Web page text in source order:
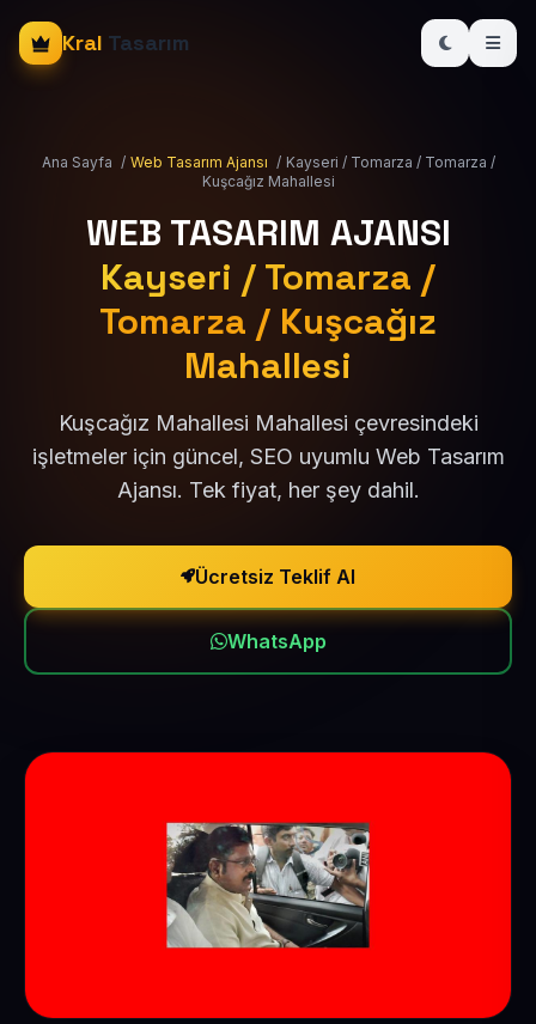
Kral Tasarım
Ana Sayfa / Web Tasarım Ajansı / Kayseri / Tomarza / Tomarza /
Kuşcağız Mahallesi
WEB TASARIM AJANSI
Kayseri / Tomarza /
Tomarza / Kuşcağız
Mahallesi
Kuşcağız Mahallesi Mahallesi çevresindeki
işletmeler için güncel, SEO uyumlu Web Tasarım
Ajansı. Tek fiyat, her şey dahil.
Ücretsiz Teklif Al
WhatsApp